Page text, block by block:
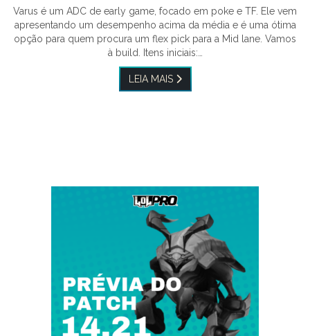
Varus é um ADC de early game, focado em poke e TF. Ele vem
apresentando um desempenho acima da média e é uma ótima
opção para quem procura um flex pick para a Mid lane. Vamos
à build. Itens iniciais:…
LEIA MAIS